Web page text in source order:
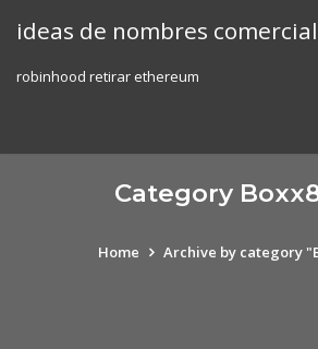
ideas de nombres
robinhood retirar ethereum
Category
Home Archive by category